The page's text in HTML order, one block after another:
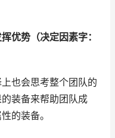
优势（决定因素字：
也会思考整个团队的
装备来帮助团队成
的装备。